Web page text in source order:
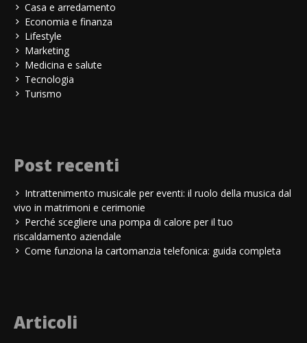
Casa e arredamento
Economia e finanza
Lifestyle
Marketing
Medicina e salute
Tecnologia
Turismo
Post recenti
Intrattenimento musicale per eventi: il ruolo della musica dal
vivo in matrimoni e cerimonie
Perché scegliere una pompa di calore per il tuo
riscaldamento aziendale
Come funziona la cartomanzia telefonica: guida completa
Articoli